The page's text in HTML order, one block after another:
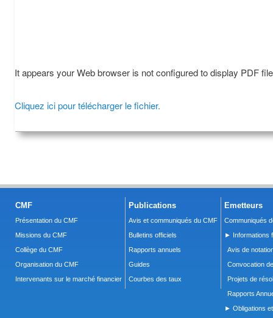
It appears your Web browser is not configured to display PDF
Cliquez ici pour télécharger le fichier.
CMF
Présentation du CMF
Missions du CMF
Collège du CMF
Organisation du CMF
Intervenants sur le marché financier
Publications
Avis et communiqués du CMF
Bulletins officiels
Rapports annuels
Guides
Courbes des taux
Emetteurs
Communiqués
► Informations
Avis de
Convocation
Projets de
Rapports
► Obligations